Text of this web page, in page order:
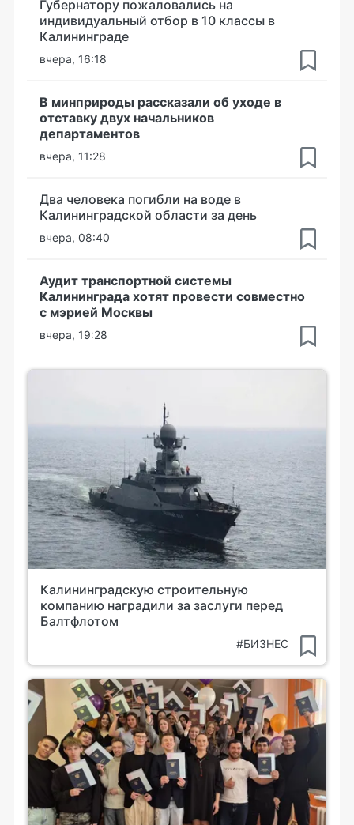
Губернатору пожаловались на
индивидуальный отбор в 10 классы в
Калининграде
вчера, 16:18
В минприроды рассказали об уходе в
отставку двух начальников
департаментов
вчера, 11:28
Два человека погибли на воде в
Калининградской области за день
вчера, 08:40
Аудит транспортной системы
Калининграда хотят провести совместно
с мэрией Москвы
вчера, 19:28
Калининградскую строительную
компанию наградили за заслуги перед
Балтфлотом
#БИЗНЕС